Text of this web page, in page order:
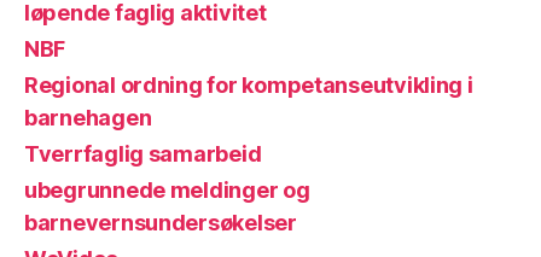
løpende faglig aktivitet
NBF
Regional ordning for kompetanseutvikling i
barnehagen
Tverrfaglig samarbeid
ubegrunnede meldinger og
barnevernsundersøkelser